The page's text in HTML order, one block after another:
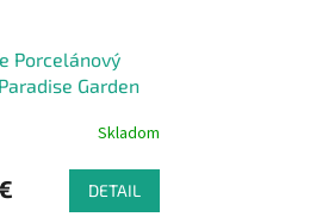
Porcelánový
Garden
Skladom
DETAIL